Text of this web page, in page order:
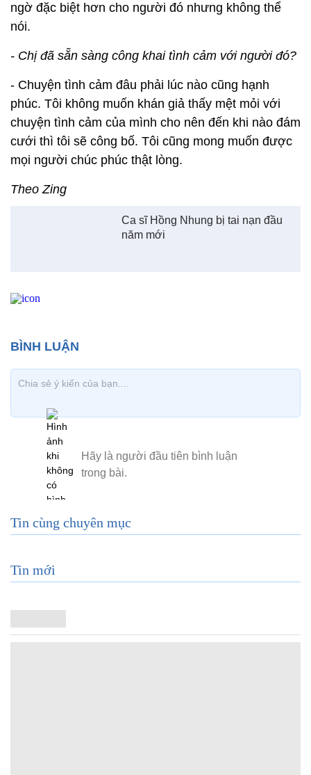
ngờ đặc biệt hơn cho người đó nhưng không thể
nói.
- Chị đã sẵn sàng công khai tình cảm với người đó?
- Chuyện tình cảm đâu phải lúc nào cũng hạnh
phúc. Tôi không muốn khán giả thấy mệt mỏi với
chuyện tình cảm của mình cho nên đến khi nào đám
cưới thì tôi sẽ công bố. Tôi cũng mong muốn được
mọi người chúc phúc thật lòng.
Theo Zing
Ca sĩ Hồng Nhung bị tai nạn đầu
năm mới
Tin cùng chuyên mục
Tin mới